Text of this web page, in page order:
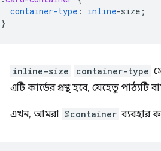
container-type : inline-size ;
}
inline-size container-type
এটি কার্ডের প্রস্থ হবে, যেহেতু পাঠ্যটি
এখন, আমরা @container ব্যবহার